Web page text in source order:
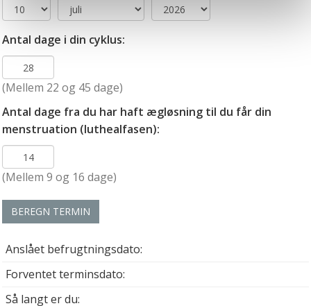
muligvis ikke fungerer optimalt, hvis du ikke accepterer
cookies eller tilbagetrækker et samtykke. Du kan læse
mere om vores brug af cookies og behandling af dine
personoplysninger i forbindelse hermed i både
vores
Antal dage i din cyklus:
(Mellem 22 og 45 dage)
Antal dage fra du har haft ægløsning til du får din
menstruation (luthealfasen):
(Mellem 9 og 16 dage)
BEREGN TERMIN
Anslået befrugtningsdato:
Forventet terminsdato:
Så langt er du: